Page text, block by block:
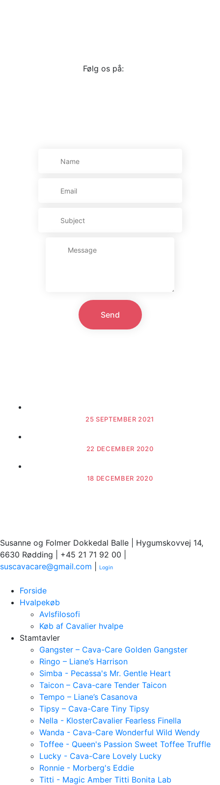
Følg os på:
Send
25 SEPTEMBER 2021
22 DECEMBER 2020
18 DECEMBER 2020
Susanne og Folmer Dokkedal Balle | Hygumskovvej 14,
6630 Rødding | +45 21 71 92 00 |
suscavacare@gmail.com
Login
Forside
Hvalpekøb
Avlsfilosofi
Køb af Cavalier hvalpe
Stamtavler
Gangster – Cava-Care Golden Gangster
Ringo – Liane’s Harrison
Simba - Pecassa's Mr. Gentle Heart
Taicon – Cava-care Tender Taicon
Tempo – Liane’s Casanova
Tipsy – Cava-Care Tiny Tipsy
Nella - KlosterCavalier Fearless Finella
Wanda - Cava-Care Wonderful Wild Wendy
Toffee - Queen's Passion Sweet Toffee Truffle
Lucky - Cava-Care Lovely Lucky
Ronnie - Morberg's Eddie
Titti - Magic Amber Titti Bonita Lab